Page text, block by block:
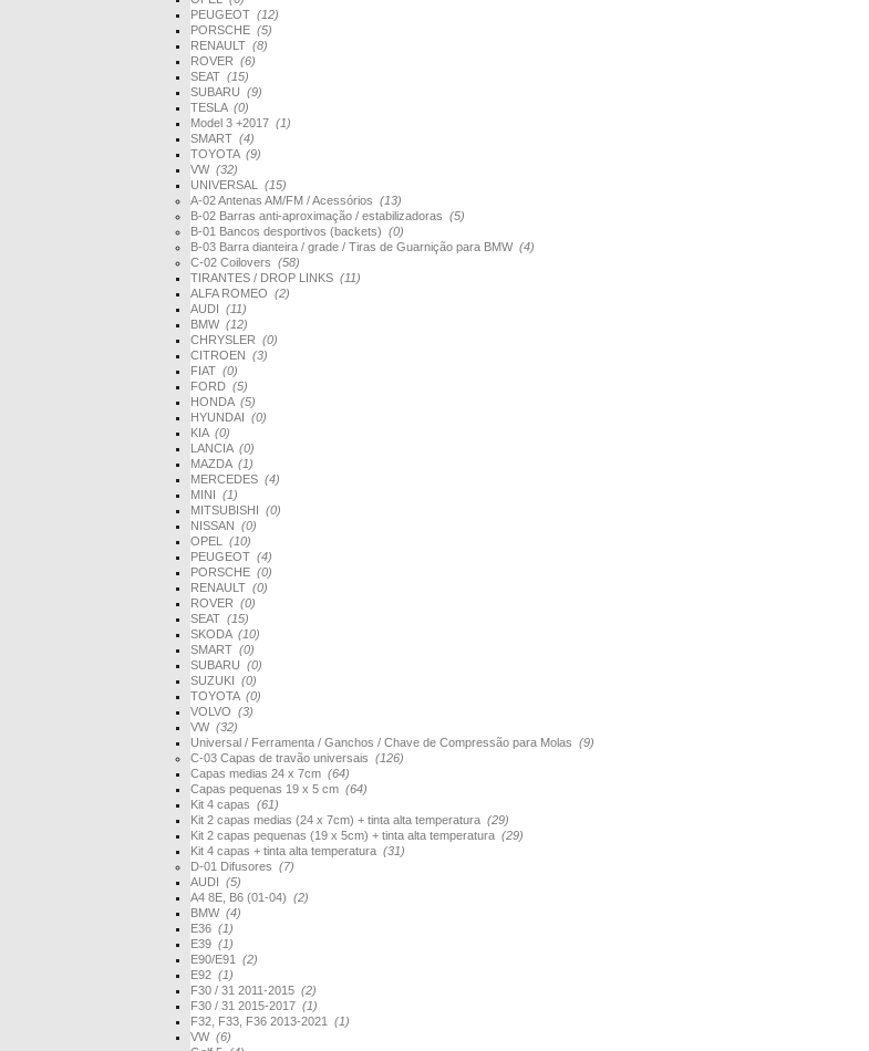
PEUGEOT (12)
PORSCHE (5)
RENAULT (8)
ROVER (6)
SEAT (15)
SUBARU (9)
TESLA (0)
Model 3 +2017 (1)
SMART (4)
TOYOTA (9)
VW (32)
UNIVERSAL (15)
A-02 Antenas AM/FM / Acessórios (13)
B-02 Barras anti-aproximação / estabilizadoras (5)
B-01 Bancos desportivos (backets) (0)
B-03 Barra dianteira / grade / Tiras de Guarnição para BMW (4)
C-02 Coilovers (58)
TIRANTES / DROP LINKS (11)
ALFA ROMEO (2)
AUDI (11)
BMW (12)
CHRYSLER (0)
CITROEN (3)
FIAT (0)
FORD (5)
HONDA (5)
HYUNDAI (0)
KIA (0)
LANCIA (0)
MAZDA (1)
MERCEDES (4)
MINI (1)
MITSUBISHI (0)
NISSAN (0)
OPEL (10)
PEUGEOT (4)
PORSCHE (0)
RENAULT (0)
ROVER (0)
SEAT (15)
SKODA (10)
SMART (0)
SUBARU (0)
SUZUKI (0)
TOYOTA (0)
VOLVO (3)
VW (32)
Universal / Ferramenta / Ganchos / Chave de Compressão para Molas (9)
C-03 Capas de travão universais (126)
Capas medias 24 x 7cm (64)
Capas pequenas 19 x 5 cm (64)
Kit 4 capas (61)
Kit 2 capas medias (24 x 7cm) + tinta alta temperatura (29)
Kit 2 capas pequenas (19 x 5cm) + tinta alta temperatura (29)
Kit 4 capas + tinta alta temperatura (31)
D-01 Difusores (7)
AUDI (5)
A4 8E, B6 (01-04) (2)
BMW (4)
E36 (1)
E39 (1)
E90/E91 (2)
E92 (1)
F30 / 31 2011-2015 (2)
F30 / 31 2015-2017 (1)
F32, F33, F36 2013-2021 (1)
VW (6)